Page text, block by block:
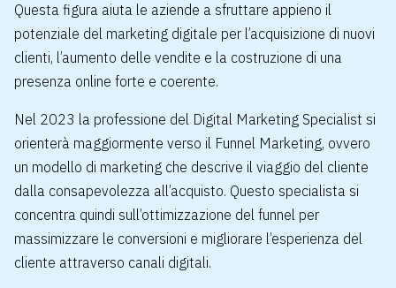
Questa figura aiuta le aziende a sfruttare appieno il
potenziale del marketing digitale per l’acquisizione di nuovi
clienti, l’aumento delle vendite e la costruzione di una
presenza online forte e coerente.
Nel 2023 la professione del Digital Marketing Specialist si
orienterà maggiormente verso il Funnel Marketing, ovvero
un modello di marketing che descrive il viaggio del cliente
dalla consapevolezza all’acquisto. Questo specialista si
concentra quindi sull’ottimizzazione del funnel per
massimizzare le conversioni e migliorare l’esperienza del
cliente attraverso canali digitali.